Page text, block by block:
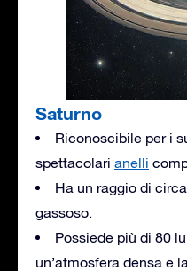
Saturno
Riconoscibile per i
spettacolari anelli
Ha un raggio di
gassoso.
Possiede più di 80
un’atmosfera densa e